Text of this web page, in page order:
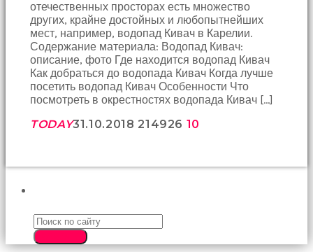
yapmak
sözleşiyorlar
altyazılı
porno
Arkadaşımın
evine
takılmaya
gittiğimde
tombul
bakmaktan
konsantre
olamıyordum
отечественных просторах есть множество
других, крайне достойных и любопытнейших
мест, например, водопад Кивач в Карелии.
Содержание материала: Водопад Кивач:
описание, фото Где находится водопад Кивач
Как добраться до водопада Кивач Когда лучше
посетить водопад Кивач Особенности Что
посмотреть в окрестностях водопада Кивач […]
TODAY31.10.2018 214926 10